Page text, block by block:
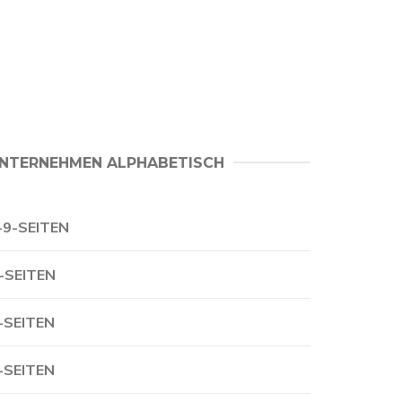
ALPHABETISCH
SEITEN